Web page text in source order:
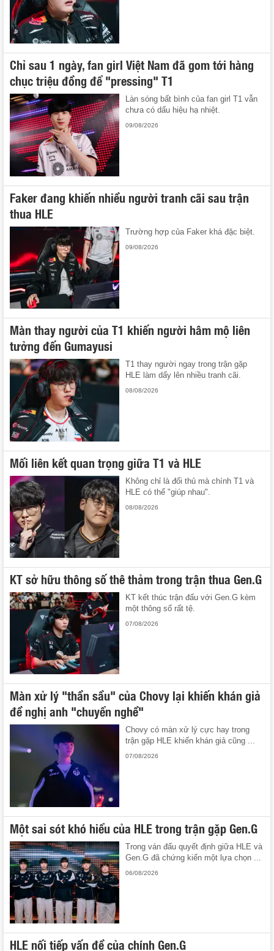
Chỉ sau 1 ngày, fan girl Việt Nam đã gom tới hàng
chục triệu đồng để "pressing" T1
Làn sóng bất bình của fan girl T1 vẫn
chưa có dấu hiệu hạ nhiệt.
09/08/2026
Faker đang khiến nhiều người tranh cãi sau trận
thua HLE
Trường hợp của Faker khá đặc biệt.
09/08/2026
Màn thay người của T1 khiến người hâm mộ liên
tưởng đến Gumayusi
T1 thay người ngay trong trận gặp
HLE làm dấy lên nhiều tranh cãi.
08/08/2026
Mối liên kết quan trọng giữa T1 và HLE
Không chỉ là đối thủ mà chính T1 và
HLE có thể "giúp nhau".
08/08/2026
KT sở hữu thông số thê thảm trong trận thua Gen.G
KT kết thúc trận đấu với Gen.G kèm
một thông số rất tệ.
07/08/2026
Màn xử lý "thần sầu" của Chovy lại khiến khán giả
đề nghị anh "chuyển nghề"
Chovy có màn xử lý cực hay trong
trận gặp HLE khiến khán giả cũng ...
07/08/2026
Một sai sót khó hiểu của HLE trong trận gặp Gen.G
Trong ván đấu quyết định giữa HLE và
Gen.G đã chứng kiến một lựa chọn ...
06/08/2026
HLE nối tiếp vấn đề của chính Gen.G